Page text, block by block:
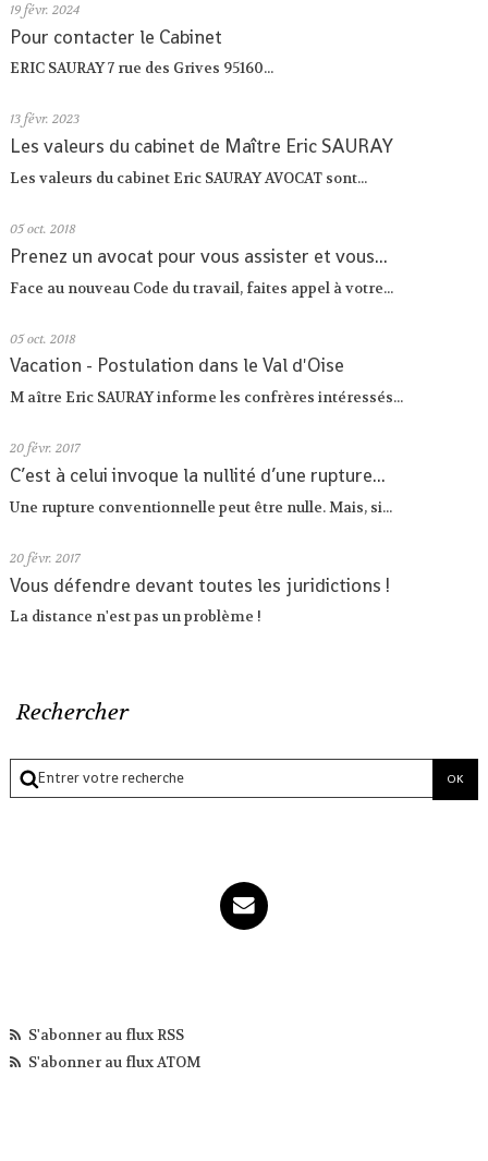
19 févr. 2024
Pour contacter le Cabinet
ERIC SAURAY 7 rue des Grives 95160...
13 févr. 2023
Les valeurs du cabinet de Maître Eric SAURAY
Les valeurs du cabinet Eric SAURAY AVOCAT sont...
05 oct. 2018
Prenez un avocat pour vous assister et vous...
Face au nouveau Code du travail, faites appel à votre...
05 oct. 2018
Vacation - Postulation dans le Val d'Oise
M aître Eric SAURAY informe les confrères intéressés...
20 févr. 2017
C’est à celui invoque la nullité d’une rupture...
Une rupture conventionnelle peut être nulle. Mais, si...
20 févr. 2017
Vous défendre devant toutes les juridictions !
La distance n'est pas un problème !
Rechercher
S'abonner au flux RSS
S'abonner au flux ATOM